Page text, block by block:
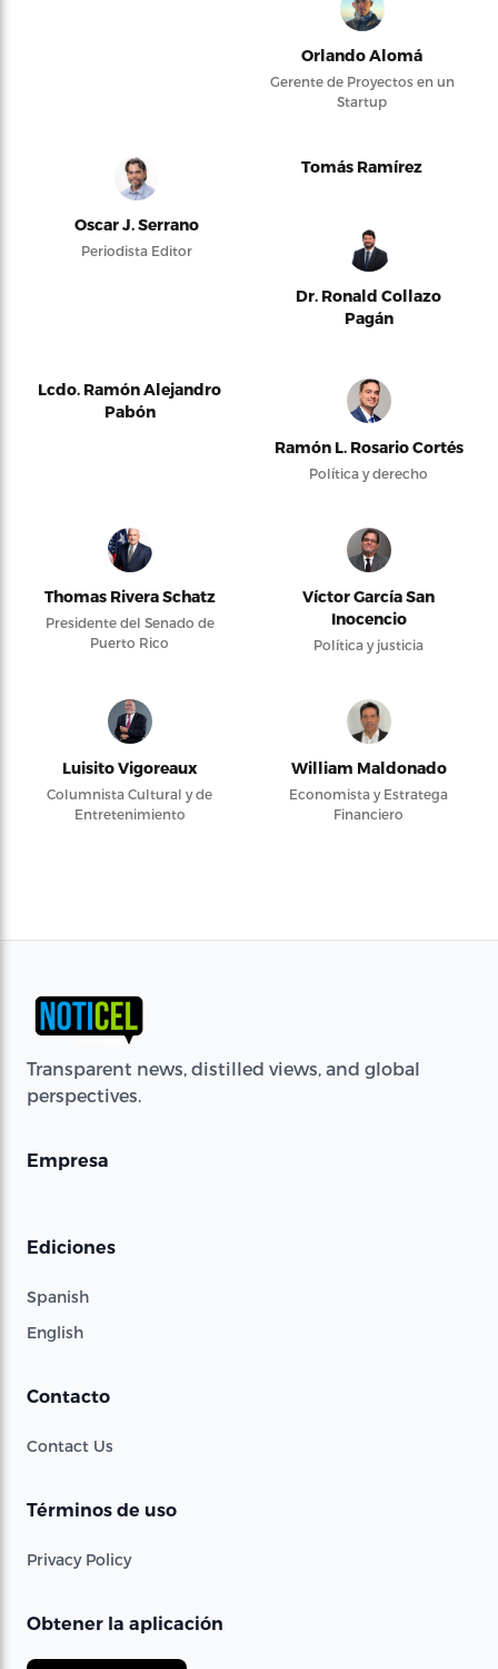
Orlando Alomá
Gerente de Proyectos en un
Startup
Oscar J. Serrano
Periodista Editor
Tomás Ramírez
Dr. Ronald Collazo
Pagán
Lcdo. Ramón Alejandro
Pabón
Ramón L. Rosario Cortés
Política y derecho
Thomas Rivera Schatz
Presidente del Senado de
Puerto Rico
Víctor García San
Inocencio
Política y justicia
Luisito Vigoreaux
Columnista Cultural y de
Entretenimiento
William Maldonado
Economista y Estratega
Financiero
Transparent news, distilled views, and global
perspectives.
Empresa
Ediciones
Spanish
English
Contacto
Contact Us
Términos de uso
Privacy Policy
Obtener la aplicación